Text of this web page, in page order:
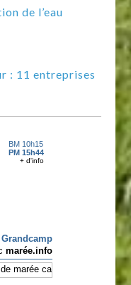
de l’eau
: 11 entreprises